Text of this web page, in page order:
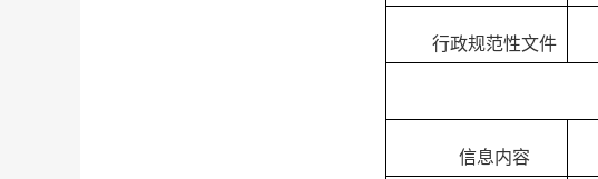
行政规范性文件
信息内容